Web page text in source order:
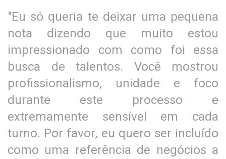
"Eu só queria te deixar uma pequena
nota dizendo que muito estou
impressionado com como foi essa
busca de talentos. Você mostrou
profissionalismo, unidade e foco
durante este processo e
extremamente sensível em cada
turno. Por favor, eu quero ser incluído
como uma referência de negócios a